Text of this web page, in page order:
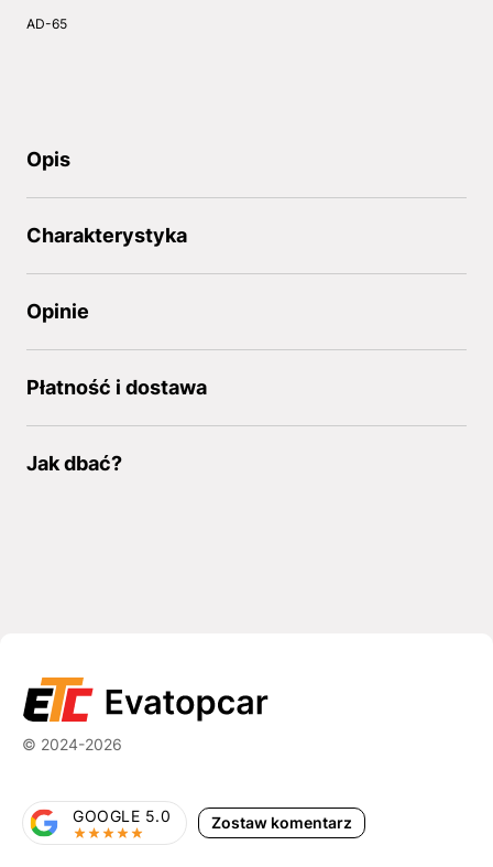
AD-65
Opis
Charakterystyka
Opinie
Płatność i dostawa
Jak dbać?
© 2024-2026
Zostaw komentarz
GOOGLE 5.0